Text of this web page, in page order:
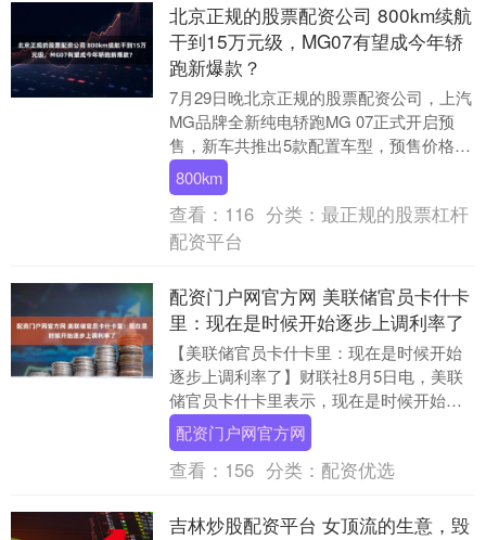
北京正规的股票配资公司 800km续航
干到15万元级，MG07有望成今年轿
跑新爆款？
7月29日晚北京正规的股票配资公司，上汽
MG品牌全新纯电轿跑MG 07正式开启预
售，新车共推出5款配置车型，预售价格区
间为12.59万-16.59万元。 作为M....
800km
查看： 116 分类： 最正规的股票杠杆
配资平台
配资门户网官方网 美联储官员卡什卡
里：现在是时候开始逐步上调利率了
【美联储官员卡什卡里：现在是时候开始
逐步上调利率了】财联社8月5日电，美联
储官员卡什卡里表示，现在是时候开始逐
步上调利率了。沃什则告诉他，要做他认
为对经济有利的....
配资门户网官方网
查看： 156 分类： 配资优选
吉林炒股配资平台 女顶流的生意，毁